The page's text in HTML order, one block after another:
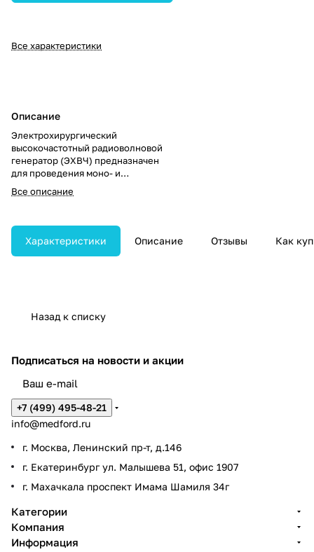
Все характеристики
Описание
Электрохирургический
высокочастотный радиоволновой
генератор (ЭХВЧ) предназначен
для проведения моно- и
биполярных хирургических
вмешательств. В комплект входят
электродов с кабелем длиной 3 м,
инструменты для моно- и
биполярной коагуляции,
Все описание
Характеристики Описание Отзывы Как
Назад к списку
Подписаться на новости и акции
+7 (499) 495-48-21
info@medford.ru
г. Москва, Ленинский пр-т, д.146
г. Екатеринбург ул. Малышева 51, офис 1907
г. Махачкала проспект Имама Шамиля 34г
Категории
Компания
Информация